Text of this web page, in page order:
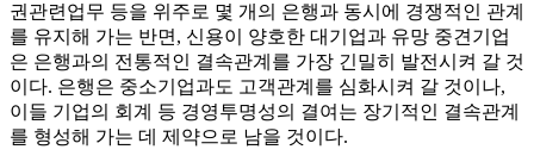
권관련업무 등을 위주로 몇 개의 은행과 동시에 경쟁적인 관계
를 유지해 가는 반면, 신용이 양호한 대기업과 유망 중견기업
은 은행과의 전통적인 결속관계를 가장 긴밀히 발전시켜 갈 것
이다. 은행은 중소기업과도 고객관계를 심화시켜 갈 것이나,
이들 기업의 회계 등 경영투명성의 결여는 장기적인 결속관계
를 형성해 가는 데 제약으로 남을 것이다.